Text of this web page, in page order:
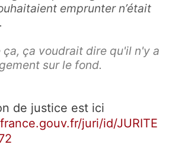
emprunter n’était
ça, ça voudrait dire qu'il n'y a
sur le fond.
de justice est ici
juri/id/JURITE